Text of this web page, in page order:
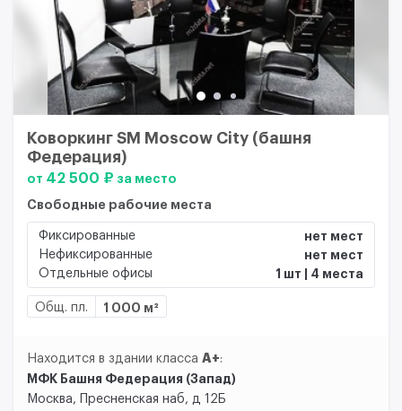
Коворкинг SM Moscow City (башня
Федерация)
от 42 500 ₽ за место
Свободные рабочие места
Фиксированные
нет мест
Нефиксированные
нет мест
Отдельные офисы
1 шт | 4 места
Общ. пл. 1 000 м²
Находится в здании класса A+:
МФК Башня Федерация (Запад)
Москва, Пресненская наб, д 12Б